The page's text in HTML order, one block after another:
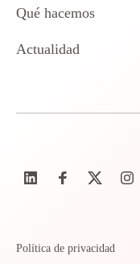
Qué hacemos
Actualidad
Política de privacidad